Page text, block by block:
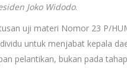
Joko Widodo.
uji materi Nomor 23 P/
untuk menjabat kepala
pelantikan, bukan pada